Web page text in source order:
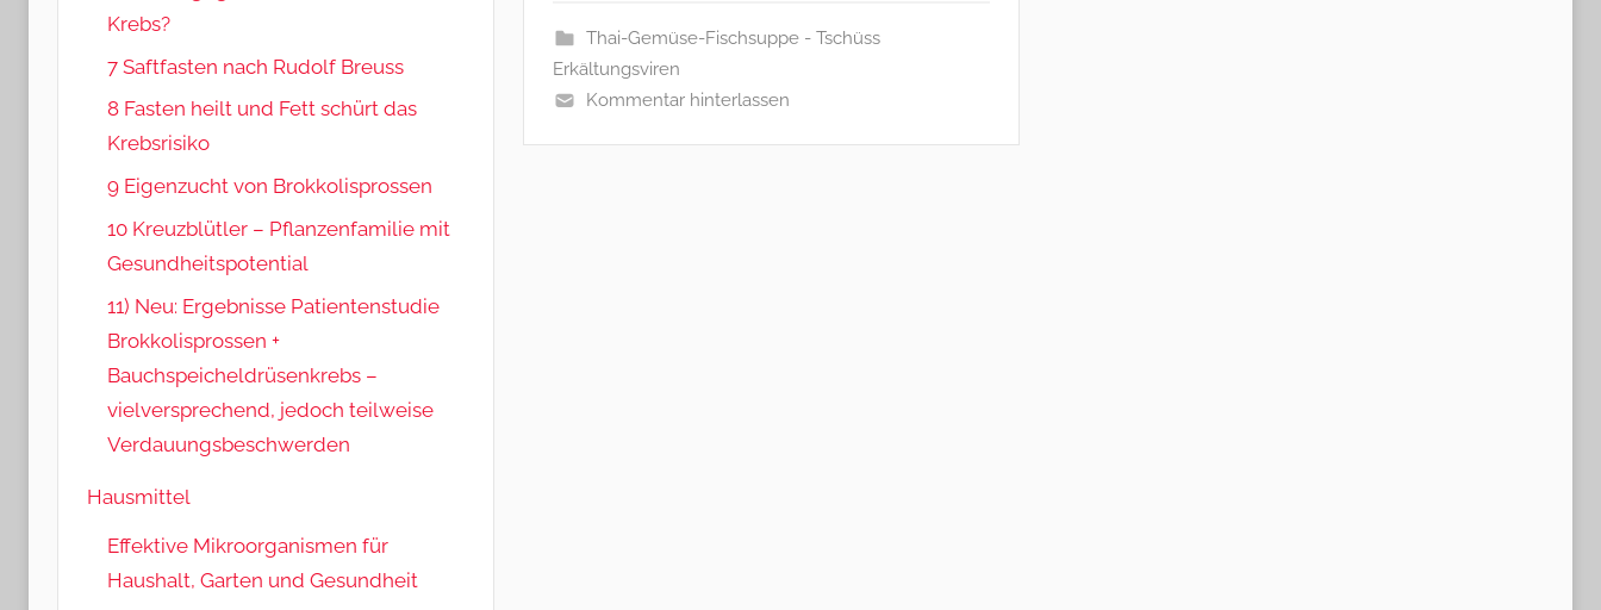
Thai-Gemüse-Fischsuppe - Tschüss
Erkältungsviren
Kommentar hinterlassen
Krebs?
7 Saftfasten nach Rudolf Breuss
8 Fasten heilt und Fett schürt das
Krebsrisiko
9 Eigenzucht von Brokkolisprossen
10 Kreuzblütler – Pflanzenfamilie mit
Gesundheitspotential
11) Neu: Ergebnisse Patientenstudie
Brokkolisprossen +
Bauchspeicheldrüsenkrebs –
vielversprechend, jedoch teilweise
Verdauungsbeschwerden
Hausmittel
Effektive Mikroorganismen für
Haushalt, Garten und Gesundheit